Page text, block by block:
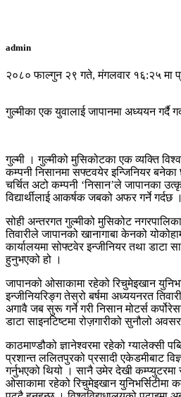
admin
२०८० फाल्गुन २९ गते, मंगलवार १६:२५ मा
गुल्मीका एक युवालाई जापानमा अध्ययन गर्दै
गुल्मी । गुल्मीको मुसिकोटका एक व्यक्ति
कम्पनी निसानमा सफ्टवयेर इन्जिनियर
चर्चित अटो कम्पनी ‘निसान’ले जापानका
विद्यार्थीलाई आकर्षक जबको अफर गर्ने गर्दछ ।
सोही अन्तरगत गुल्मीको मुसिकोट
तिवारीले जापानको खानागाबा केनको
कार्यालयमा सोफ्टवेर इन्जीनियर तथा डाटा
हुनुभएको हो ।
जापानको ओसाकामा रहेको रिचुमेइखान
इन्जीनियरिङ्ग तेस्रो बर्षमा अध्ययनरत
अगावै जब सुरू गर्ने गरी निसान मोटर्स
डाटा साइनटिष्टमा रोज़गारीको सुनौलो
काठमाण्डौको ज्ञानेश्वरमा रहेको ग्यालेक्सी
प्रशान्त ललितपुरको प्रसादी एकेडमीबाट
गर्नुभएको थियो । सानै उमेर देखी कम्प्युटरमा
ओसाकामा रहेको रिचुमेइखान युनिभर्सिटीमा